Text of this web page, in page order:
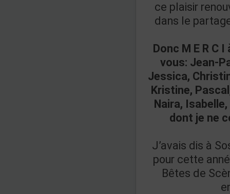
ce plaisir
dans le
Donc M E R C
vous: Jean-
Jessica,
Kristine,
Naira,
dont je ne
J’avais dis à
pour cette
Bêtes de